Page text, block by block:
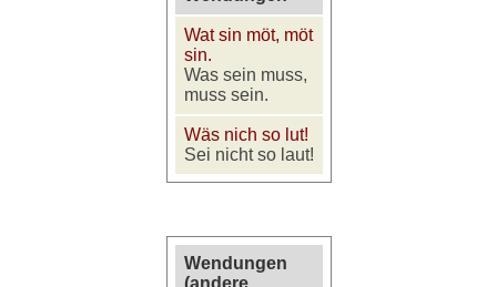
Wat sin möt, möt
sin.
Was sein muss,
muss sein.
Wäs nich so lut!
Sei nicht so laut!
Wendungen
(andere